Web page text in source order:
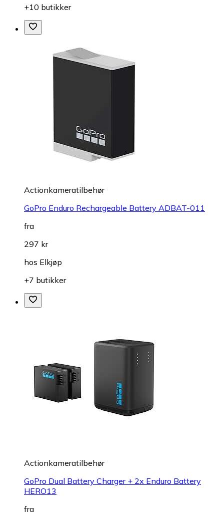
+10 butikker
Actionkameratilbehør
GoPro Enduro Rechargeable Battery ADBAT-011
fra
297 kr
hos Elkjøp
+7 butikker
Actionkameratilbehør
GoPro Dual Battery Charger + 2x Enduro Battery
HERO13
fra